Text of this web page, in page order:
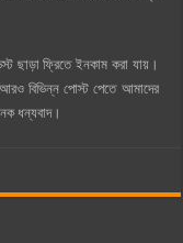
ছাড়া ফ্রিতে ইনকাম করা যায়।
বিভিন্ন পোস্ট পেতে আমাদের
ধন্যবাদ।